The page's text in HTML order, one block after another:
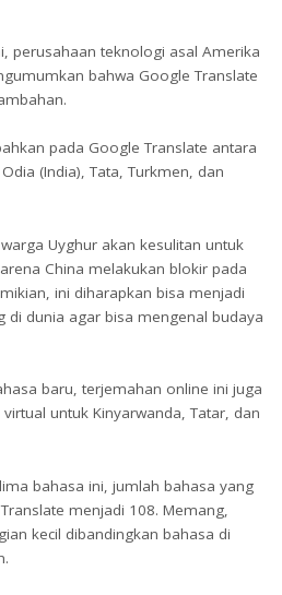
perusahaan teknologi asal Amerika
bahwa Google Translate
pada Google Translate antara
(India), Tata, Turkmen, dan
Uyghur akan kesulitan untuk
China melakukan blokir pada
ini diharapkan bisa menjadi
di dunia agar bisa mengenal budaya
baru, terjemahan online ini juga
untuk Kinyarwanda, Tatar, dan
bahasa ini, jumlah bahasa yang
menjadi 108. Memang,
kecil dibandingkan bahasa di